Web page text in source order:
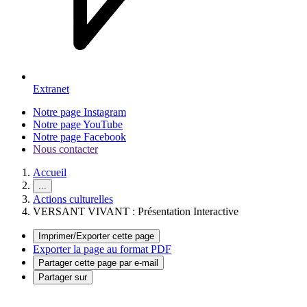
Extranet
Notre page Instagram
Notre page YouTube
Notre page Facebook
Nous contacter
Accueil
...
Actions culturelles
VERSANT VIVANT : Présentation Interactive
Imprimer/Exporter cette page
Exporter la page au format PDF
Partager cette page par e-mail
Partager sur